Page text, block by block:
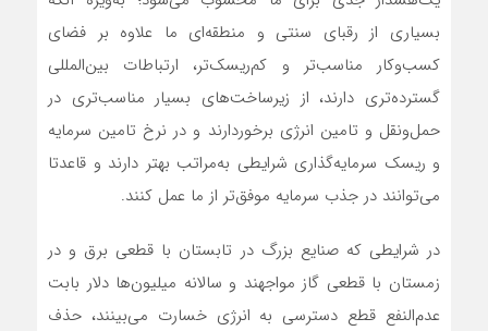
بسیاری از رقبای سنتی و منطقه‌ای ما علاوه بر فضای
کسب‌وکار مناسب‌تر و کم‌ریسک‌تر، ارتباطات بین‌المللی
گسترده‌تری دارند، از زیرساخت‌های بسیار مناسب‌تری در
حمل‌ونقل و تامین انرژی برخوردارند و در نرخ تامین سرمایه
و ریسک سرمایه‌گذاری شرایطی به‌مراتب بهتر دارند و قاعدتا
می‌توانند در جذب سرمایه موفق‌تر از ما عمل کنند.
در شرایطی که صنایع بزرگ در تابستان با قطعی برق و در
زمستان با قطعی گاز مواجهند و سالانه میلیون‌ها دلار بابت
عدم‌النفع قطع دسترسی به انرژی خسارت می‌بینند، حذف